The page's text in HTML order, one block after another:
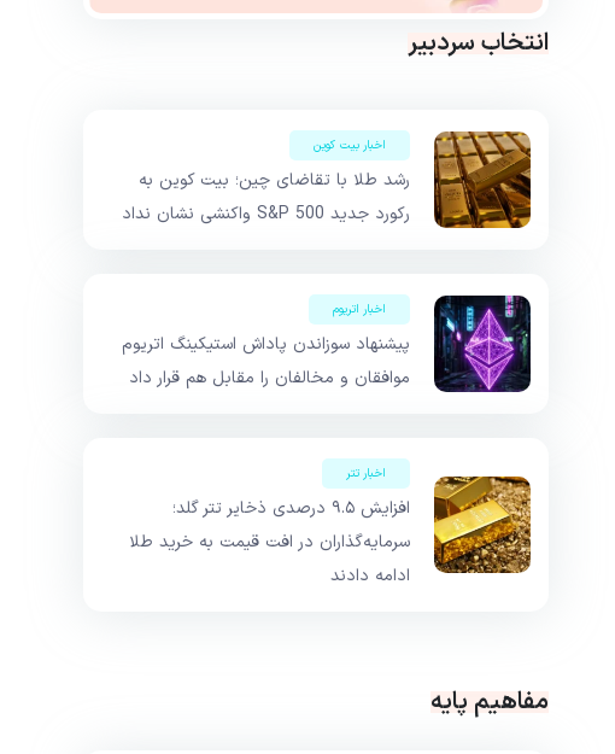
انتخاب سردبیر
اخبار بیت کوین
رشد طلا با تقاضای چین؛ بیت کوین به
رکورد جدید S&P 500 واکنشی نشان نداد
اخبار اتریوم
پیشنهاد سوزاندن پاداش استیکینگ اتریوم
موافقان و مخالفان را مقابل هم قرار داد
اخبار تتر
افزایش ۹.۵ درصدی ذخایر تتر گلد؛
سرمایه‌گذاران در افت قیمت به خرید طلا
ادامه دادند
مفاهیم پایه